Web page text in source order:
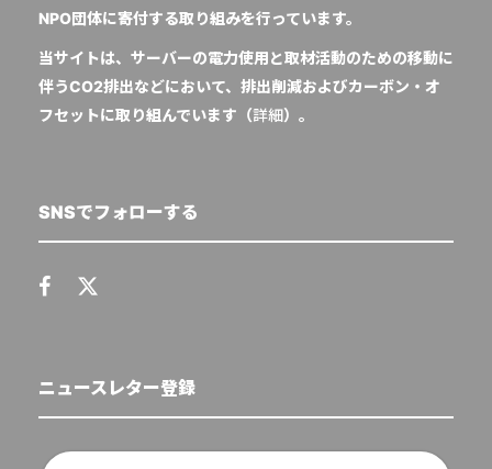
NPO団体に寄付する取り組みを行っています。
当サイトは、サーバーの電力使用と取材活動のための移動に
伴うCO2排出などにおいて、排出削減およびカーボン・オ
フセットに取り組んでいます（詳細）。
SNSでフォローする
ニュースレター登録